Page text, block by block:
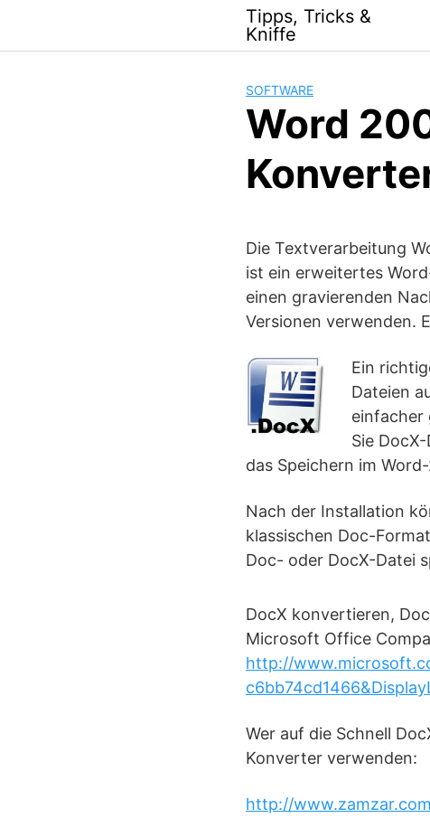
content
Tipps, Tricks &
Kniffe
SOFTWARE
Word
Die Textverarbeitung
ist ein erweitertes
einen gravierenden
Versionen verwenden.
Ein
Dateien
einfacher
Sie
das Speichern im
Nach der Installation
klassischen Doc-
Doc- oder DocX-Datei
DocX konvertieren,
Microsoft Office
http://
Wer auf die Schnell
Konverter verwenden:
http://www.zamzar.com